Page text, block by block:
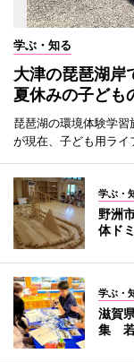
学ぶ・知る
大津の琵琶湖
夏休みの子ども
琵琶湖の環境体験学習
が現在、子ども用ライ
学ぶ・
野洲
体ド
学ぶ・
滋賀
集 若